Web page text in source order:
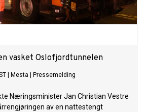
vasket Oslofjordtunnelen
Mesta Pressemelding
Næringsminister Jan Christian Vestre
av en nattestengt